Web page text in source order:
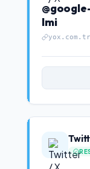
lmi
yox.com.tr